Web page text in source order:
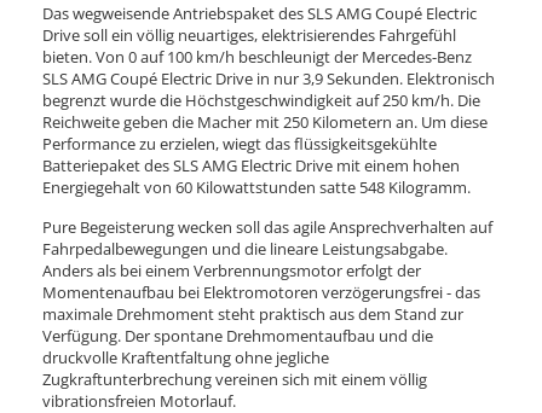
Das wegweisende Antriebspaket des SLS AMG Coupé Electric
Drive soll ein völlig neuartiges, elektrisierendes Fahrgefühl
bieten. Von 0 auf 100 km/h beschleunigt der Mercedes-Benz
SLS AMG Coupé Electric Drive in nur 3,9 Sekunden. Elektronisch
begrenzt wurde die Höchstgeschwindigkeit auf 250 km/h. Die
Reichweite geben die Macher mit 250 Kilometern an. Um diese
Performance zu erzielen, wiegt das flüssigkeitsgekühlte
Batteriepaket des SLS AMG Electric Drive mit einem hohen
Energiegehalt von 60 Kilowattstunden satte 548 Kilogramm.
Pure Begeisterung wecken soll das agile Ansprechverhalten auf
Fahrpedalbewegungen und die lineare Leistungsabgabe.
Anders als bei einem Verbrennungsmotor erfolgt der
Momentenaufbau bei Elektromotoren verzögerungsfrei - das
maximale Drehmoment steht praktisch aus dem Stand zur
Verfügung. Der spontane Drehmomentaufbau und die
druckvolle Kraftentfaltung ohne jegliche
Zugkraftunterbrechung vereinen sich mit einem völlig
vibrationsfreien Motorlauf.